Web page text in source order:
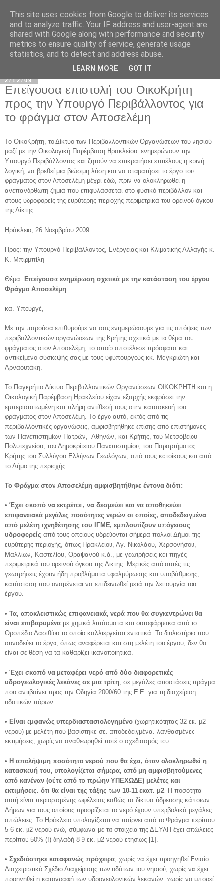
2/12/09
Επείγουσα επιστολή του ΟικοΚρήτη
προς την Υπουργό Περιβάλλοντος για
το φράγμα στον Αποσελέμη
Το ΟικοΚρήτη, το Δίκτυο των Περιβαλλοντικών Οργανώσεων του νησιού
μαζί με την Οικολογική Παρέμβαση Ηρακλείου, ενημερώνουν την
Υπουργό Περιβάλλοντος και ζητούν να επικρατήσει επιτέλους η κοινή
λογική, να βρεθεί μια βιώσιμη λύση και να σταματήσει το έργο του
φράγματος στον Αποσελέμη μέχρι εδώ, πριν να ολοκληρωθεί η
ανεπανόρθωτη ζημιά που επιφυλάσσεται στο φυσικό περιβάλλον και
στους υδροφορείς της ευρύτερης περιοχής περιμετρικά του ορεινού όγκου
της Δίκτης:
Ηράκλειο, 26 Νοεμβρίου 2009
Προς: την Υπουργό Περιβάλλοντος, Ενέργειας και Κλιματικής Αλλαγής κ.
Κ. Μπιρμπίλη
Θέμα: Επείγουσα ενημέρωση σχετικά με την κατάσταση του έργου
Φράγμα Αποσελέμη
κα. Υπουργέ,
Με την παρούσα επιθυμούμε να σας ενημερώσουμε για τις απόψεις των
περιβαλλοντικών οργανώσεων της Κρήτης σχετικά με το θέμα του
φράγματος στον Αποσελέμη, το οποίο αποτέλεσε πρόσφατα και
αντικείμενο σύσκεψής σας με τους υφυπουργούς κκ. Μαγκριώτη και
Αρναουτάκη.
Το Παγκρήτιο Δίκτυο Περιβαλλοντικών Οργανώσεων ΟΙΚΟΚΡΗΤΗ και η
Οικολογική Παρέμβαση Ηρακλείου είχαν εξαρχής εκφράσει την
εμπεριστατωμένη και πλήρη αντίθεσή τους στην κατασκευή του
φράγματος στον Αποσελέμη. Το έργο αυτό, εκτός από τις
περιβαλλοντικές οργανώσεις, αμφισβητήθηκε επίσης από επιστήμονες
των Πανεπιστημίων Πατρών, Αθηνών, και Κρήτης, του Μετσόβειου
Πολυτεχνείου, του Δημοκρίτειου Πανεπιστημίου, του Παραρτήματος
Κρήτης του Συλλόγου Ελλήνων Γεωλόγων, από τους κατοίκους και από
το Δήμο της περιοχής.
Το Φράγμα στον Αποσελέμη αμφισβητήθηκε έντονα διότι:
• Έχει σκοπό να εκτρέπει, να δεσμεύει και να αποθηκεύει
επιφανειακά μεγάλες ποσότητες νερών οι οποίες, αποδεδειγμένα
από μελέτη ιχνηθέτησης του ΙΓΜΕ, εμπλουτίζουν υπόγειους
υδροφορείς από τους οποίους υδρεύονται σήμερα πολλοί Δήμοι της
ευρύτερης περιοχής, όπως Ηρακλείου, Αγ. Νικολάου, Χερσονήσου,
Μαλλίων, Καστελίου, Θραψανού κ.ά., με γεωτρήσεις και πηγές
περιμετρικά του ορεινού όγκου της Δίκτης. Μερικές από αυτές τις
γεωτρήσεις έχουν ήδη προβλήματα υφαλμύρωσης και υποβάθμισης,
κατάσταση που αναμένεται να επιδεινωθεί μετά την λειτουργία του
έργου.
• Τα, αποκλειστικώς επιφανειακά, νερά που θα συγκεντρώνει θα
είναι επιβαρυμένα με χημικά λιπάσματα και φυτοφάρμακα από το
Οροπέδιο Λασιθίου το οποίο καλλιεργείται εντατικά. Το διυλιστήριο που
συνοδεύει το έργο, όπως αναφέρεται και στη μελέτη του έργου, δεν θα
είναι σε θέση να τα καθαρίζει ικανοποιητικά.
• Έχει σκοπό να μεταφέρει νερό από δύο διαφορετικές
υδρογεωλογικές λεκάνες σε μια τρίτη , σε μεγάλες αποστάσεις πράγμα
που αντιβαίνει προς την Οδηγία 2000/60 της Ε.Ε. για τη διαχείριση
υδατικών πόρων.
• Είναι εμφανώς υπερδιαστασιολογημένο (χωρητικότητας 32 εκ. μ2
νερού) με μελέτη που βασίστηκε σε, αποδεδειγμένα, λανθασμένες
εκτιμήσεις, χωρίς να αναθεωρηθεί ποτέ ο σχεδιασμός του.
• Η απολήψιμη ποσότητα νερού που θα έχει, όταν ολοκληρωθεί η
κατασκευή του, υπολογίζεται σήμερα, από μη αμφισβητούμενες
από κανέναν (ούτε από το πρώην ΥΠΕΧΩΔΕ) μελέτες και
εκτιμήσεις, ότι θα είναι της τάξης των 10-11 εκατ. μ2. Η ποσότητα
αυτή είναι περιορισμένης ωφέλειας καθώς τα δίκτυα ύδρευσης κάποιων
Δήμων για τους οποίους προορίζεται το νερό έχουν υπερβολικά μεγάλες
απώλειες. Το Ηράκλειο υπολογίζεται να παίρνει από το Φράγμα περίπου
5-6 εκ. μ2 νερού ενώ, σύμφωνα με τα στοιχεία της ΔΕΥΑΗ έχει απώλειες
περίπου 50% (!) δηλαδή 8-9 εκ. μ2 νερού ετησίως [1].
• Σχεδιάστηκε καταφανώς πρόχειρα , χωρίς να έχει προηγηθεί Ενιαίο
Διαχειριστικό Σχέδιο Διαχείρισης των υδάτων του νησιού, χωρίς να έχει
προηγηθεί η καταγραφή των υδρογεολογικών λεκανών, χωρίς να μπορεί
This site uses cookies from Google to deliver its services
and to analyze traffic. Your IP address and user-agent are
shared with Google along with performance and security
metrics to ensure quality of service, generate usage
statistics, and to detect and address abuse.
LEARN MORE GOT IT